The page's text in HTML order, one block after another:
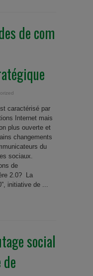
de com
caractérisé par
Internet mais
plus ouverte et
changements
du
sociaux.
de
2.0? La
initiative de ...
social